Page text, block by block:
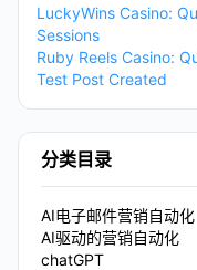
LuckyWins Casino:
Sessions
Ruby Reels Casino:
Test Post Created
分类目录
AI电子邮件营销自动化
AI驱动的营销自动化
chatGPT